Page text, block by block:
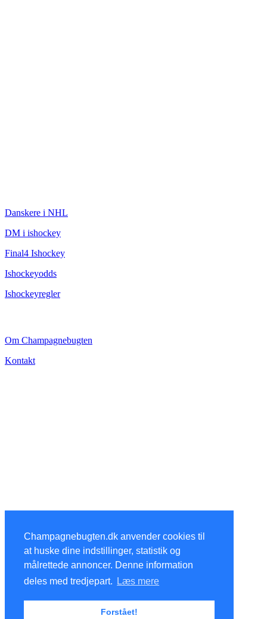
Champagnebugten.dk anvender cookies til
at huske dine indstillinger, statistik og
målrettede annoncer. Denne information
deles med tredjepart.
Læs mere
Forstået!
Danskere i NHL
DM i ishockey
Final4 Ishockey
Ishockeyodds
Ishockeyregler
Om Champagnebugten
Kontakt